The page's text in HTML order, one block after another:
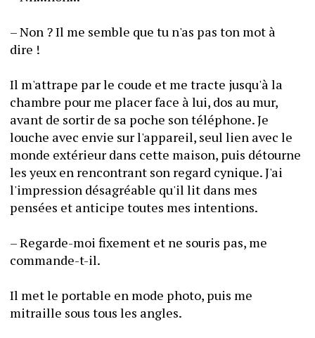
– Non ? Il me semble que tu n'as pas ton mot à
dire !
Il m'attrape par le coude et me tracte jusqu'à la
chambre pour me placer face à lui, dos au mur,
avant de sortir de sa poche son téléphone. Je
louche avec envie sur l'appareil, seul lien avec le
monde extérieur dans cette maison, puis détourne
les yeux en rencontrant son regard cynique. J'ai
l'impression désagréable qu'il lit dans mes
pensées et anticipe toutes mes intentions.
– Regarde-moi fixement et ne souris pas, me
commande-t-il.
Il met le portable en mode photo, puis me
mitraille sous tous les angles.